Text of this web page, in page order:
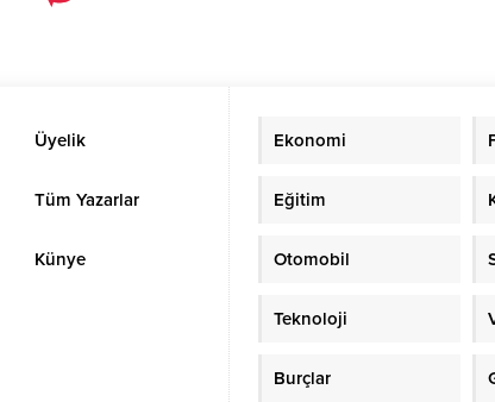
Üyelik
Tüm Yazarlar
Künye
Ekonomi
Eğitim
Otomobil
Teknoloji
Burçlar